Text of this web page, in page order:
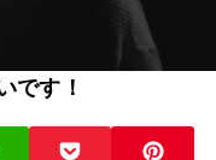
です！